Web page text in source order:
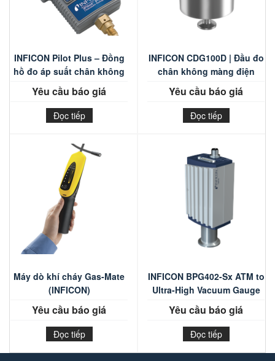
INFICON Pilot Plus – Đồng
hồ đo áp suất chân không
Yêu cầu báo giá
Đọc tiếp
INFICON CDG100D | Đầu đo
chân không màng điện
dung
Yêu cầu báo giá
Đọc tiếp
Máy dò khí cháy Gas-Mate
(INFICON)
Yêu cầu báo giá
Đọc tiếp
INFICON BPG402-Sx ATM to
Ultra-High Vacuum Gauge
Yêu cầu báo giá
Đọc tiếp